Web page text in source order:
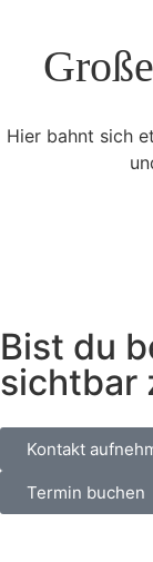
Hier bahnt sich
Bist du
sichtbar
Kontakt
Termin buchen